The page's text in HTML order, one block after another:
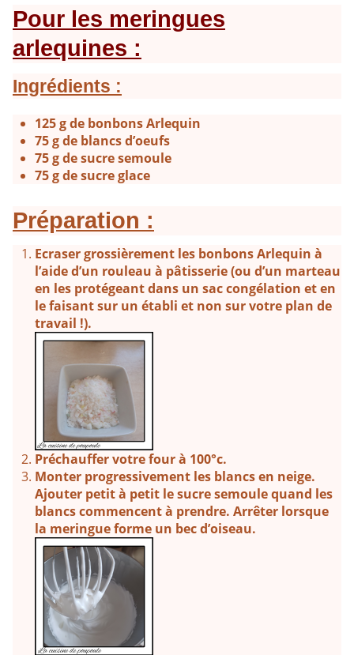
Pour les meringues
arlequines :
Ingrédients :
125 g de bonbons Arlequin
75 g de blancs d’oeufs
75 g de sucre semoule
75 g de sucre glace
Préparation :
Ecraser grossièrement les bonbons Arlequin à
l’aide d’un rouleau à pâtisserie (ou d’un marteau
en les protégeant dans un sac congélation et en
le faisant sur un établi et non sur votre plan de
travail !).
Préchauffer votre four à 100°c.
Monter progressivement les blancs en neige.
Ajouter petit à petit le sucre semoule quand les
blancs commencent à prendre. Arrêter lorsque
la meringue forme un bec d’oiseau.